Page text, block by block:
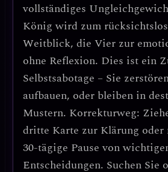
vollständiges
König wird zum
Weitblick, die Vier zur
ohne Reflexion. Dies ist ein
Selbstsabotage – Sie
aufbauen, oder bleiben in
Mustern. Korrekturweg:
dritte Karte zur Klärung oder
30-tägige Pause von
Entscheidungen. Suchen Sie